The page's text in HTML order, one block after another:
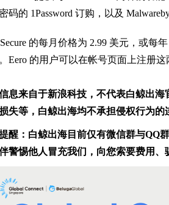
码的 1Password 订购，以及
的每月价格为 2.99 美元，或每
Eero 的用户可以在帐号页面上注册这
息来自于新浪科技，不代表白鲸出
失等，白鲸出海均不承担侵权行为的
醒：白鲸出海目前仅有微信群与QQ
警惕他人冒充我们，向您索要费用、